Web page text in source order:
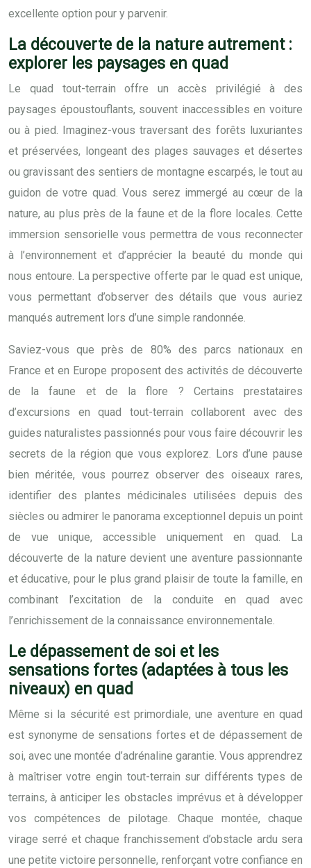
excellente option pour y parvenir.
La découverte de la nature autrement :
explorer les paysages en quad
Le quad tout-terrain offre un accès privilégié à des
paysages époustouflants, souvent inaccessibles en voiture
ou à pied. Imaginez-vous traversant des forêts luxuriantes
et préservées, longeant des plages sauvages et désertes
ou gravissant des sentiers de montagne escarpés, le tout au
guidon de votre quad. Vous serez immergé au cœur de la
nature, au plus près de la faune et de la flore locales. Cette
immersion sensorielle vous permettra de vous reconnecter
à l’environnement et d’apprécier la beauté du monde qui
nous entoure. La perspective offerte par le quad est unique,
vous permettant d’observer des détails que vous auriez
manqués autrement lors d’une simple randonnée.
Saviez-vous que près de 80% des parcs nationaux en
France et en Europe proposent des activités de découverte
de la faune et de la flore ? Certains prestataires
d’excursions en quad tout-terrain collaborent avec des
guides naturalistes passionnés pour vous faire découvrir les
secrets de la région que vous explorez. Lors d’une pause
bien méritée, vous pourrez observer des oiseaux rares,
identifier des plantes médicinales utilisées depuis des
siècles ou admirer le panorama exceptionnel depuis un point
de vue unique, accessible uniquement en quad. La
découverte de la nature devient une aventure passionnante
et éducative, pour le plus grand plaisir de toute la famille, en
combinant l’excitation de la conduite en quad avec
l’enrichissement de la connaissance environnementale.
Le dépassement de soi et les
sensations fortes (adaptées à tous les
niveaux) en quad
Même si la sécurité est primordiale, une aventure en quad
est synonyme de sensations fortes et de dépassement de
soi, avec une montée d’adrénaline garantie. Vous apprendrez
à maîtriser votre engin tout-terrain sur différents types de
terrains, à anticiper les obstacles imprévus et à développer
vos compétences de pilotage. Chaque montée, chaque
virage serré et chaque franchissement d’obstacle ardu sera
une petite victoire personnelle, renforçant votre confiance en